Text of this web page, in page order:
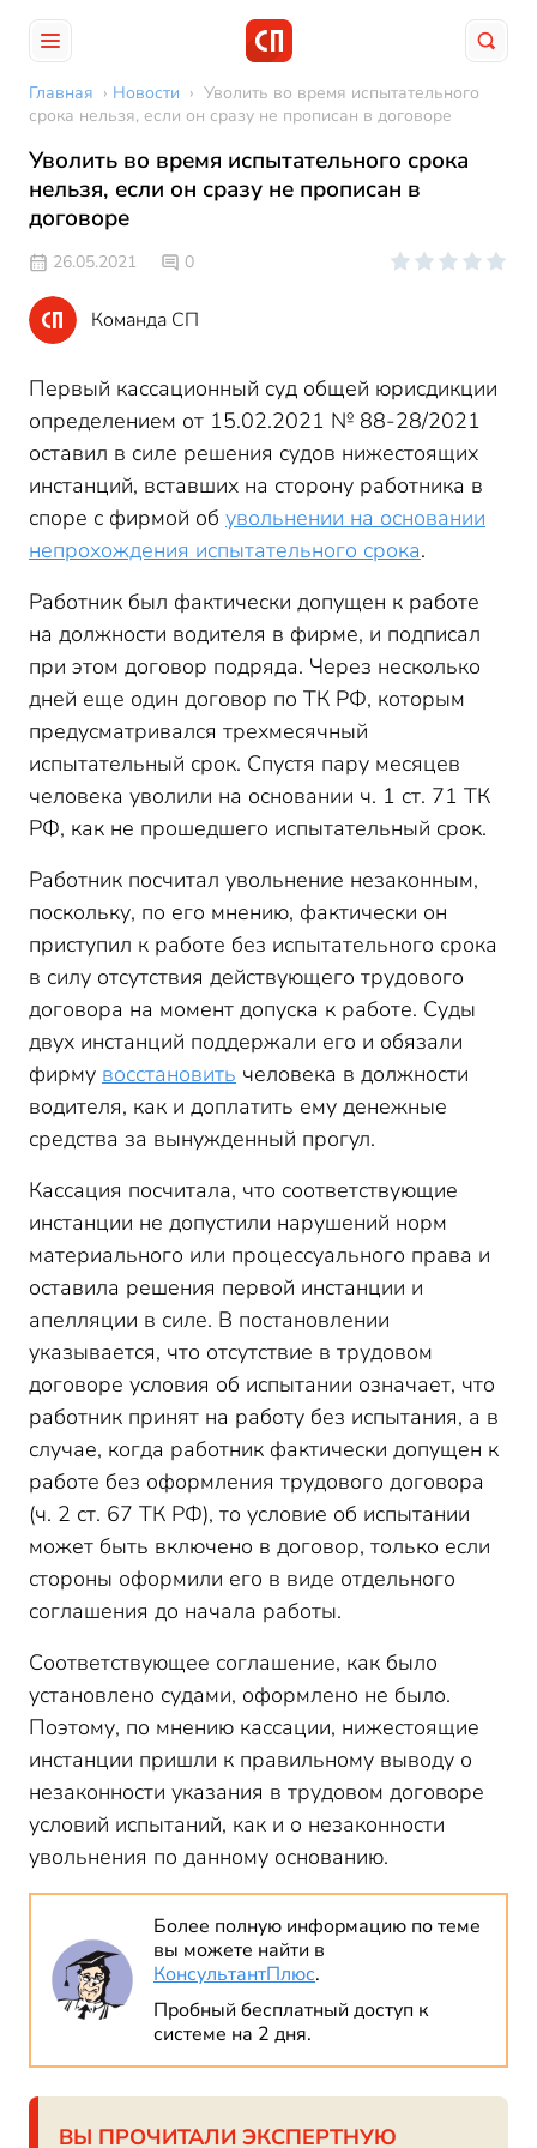
Главная › Новости › Уволить во время испытательного
срока нельзя, если он сразу не прописан в договоре
Уволить во время испытательного срока
нельзя, если он сразу не прописан в
договоре
26.05.2021 0
Команда СП
Первый кассационный суд общей юрисдикции
определением от 15.02.2021 № 88-28/2021
оставил в силе решения судов нижестоящих
инстанций, вставших на сторону работника в
споре с фирмой об увольнении на основании
непрохождения испытательного срока.
Работник был фактически допущен к работе
на должности водителя в фирме, и подписал
при этом договор подряда. Через несколько
дней еще один договор по ТК РФ, которым
предусматривался трехмесячный
испытательный срок. Спустя пару месяцев
человека уволили на основании ч. 1 ст. 71 ТК
РФ, как не прошедшего испытательный срок.
Работник посчитал увольнение незаконным,
поскольку, по его мнению, фактически он
приступил к работе без испытательного срока
в силу отсутствия действующего трудового
договора на момент допуска к работе. Суды
двух инстанций поддержали его и обязали
фирму восстановить человека в должности
водителя, как и доплатить ему денежные
средства за вынужденный прогул.
Кассация посчитала, что соответствующие
инстанции не допустили нарушений норм
материального или процессуального права и
оставила решения первой инстанции и
апелляции в силе. В постановлении
указывается, что отсутствие в трудовом
договоре условия об испытании означает, что
работник принят на работу без испытания, а в
случае, когда работник фактически допущен к
работе без оформления трудового договора
(ч. 2 ст. 67 ТК РФ), то условие об испытании
может быть включено в договор, только если
стороны оформили его в виде отдельного
соглашения до начала работы.
Соответствующее соглашение, как было
установлено судами, оформлено не было.
Поэтому, по мнению кассации, нижестоящие
инстанции пришли к правильному выводу о
незаконности указания в трудовом договоре
условий испытаний, как и о незаконности
увольнения по данному основанию.
Более полную информацию по теме
вы можете найти в
КонсультантПлюс.
Пробный бесплатный доступ к
системе на 2 дня.
ВЫ ПРОЧИТАЛИ ЭКСПЕРТНУЮ